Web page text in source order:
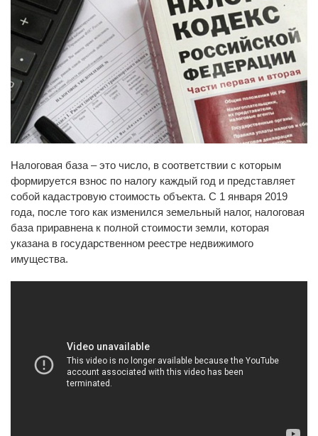
Налоговая база – это число, в соответствии с которым
формируется взнос по налогу каждый год и представляет
собой кадастровую стоимость объекта. С 1 января 2019
года, после того как изменился земельный налог, налоговая
база приравнена к полной стоимости земли, которая
указана в государственном реестре недвижимого
имущества.